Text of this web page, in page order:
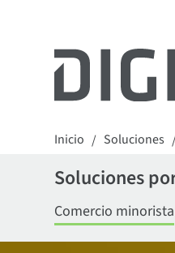
Inicio / Soluciones
Soluciones
Comercio minorista